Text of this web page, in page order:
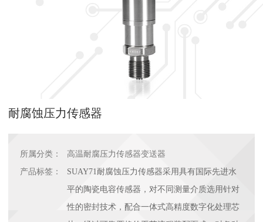
耐腐蚀压力传感器
所属分类：
高温耐腐压力传感器变送器
产品标签：
SUAY71耐腐蚀压力传感器采用具有国际先进水
平的陶瓷电容传感器，对不同测量介质选用针对
性的密封技术，配合一体式高精度数字化处理芯